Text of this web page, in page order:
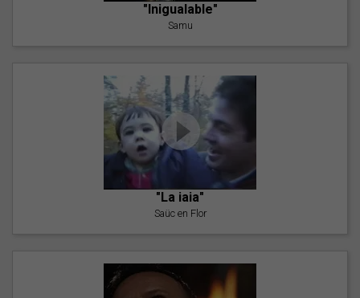
"Inigualable"
Samu
"La iaia"
Saüc en Flor